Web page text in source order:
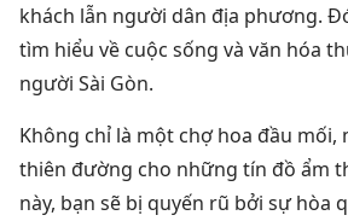
khách lẫn người dân địa phương.
tìm hiểu về cuộc sống và văn hóa
người Sài Gòn.
Không chỉ là một chợ hoa đầu mối,
thiên đường cho những tín đồ ẩm
này, bạn sẽ bị quyến rũ bởi sự hòa